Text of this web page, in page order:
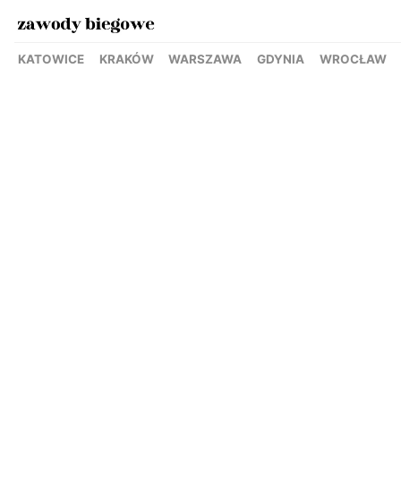
KATOWICE KRAKÓW WARSZAWA GDYNIA WROCŁAW